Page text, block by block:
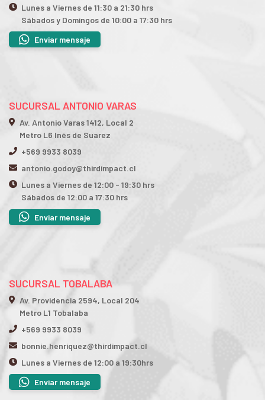
Lunes a Viernes de 11:30 a 21:30 hrs
Sábados y Domingos de 10:00 a 17:30 hrs
Enviar mensaje
SUCURSAL ANTONIO VARAS
Av. Antonio Varas 1412, Local 2
Metro L6 Inés de Suarez
+569 9933 8039
antonio.godoy@thirdimpact.cl
Lunes a Viernes de 12:00 - 19:30 hrs
Sábados de 12:00 a 17:30 hrs
Enviar mensaje
SUCURSAL TOBALABA
Av. Providencia 2594, Local 204
Metro L1 Tobalaba
+569 9933 8039
bonnie.henriquez@thirdimpact.cl
Lunes a Viernes de 12:00 a 19:30hrs
Enviar mensaje